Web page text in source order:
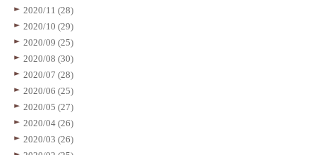
2020/11 (28)
2020/10 (29)
2020/09 (25)
2020/08 (30)
2020/07 (28)
2020/06 (25)
2020/05 (27)
2020/04 (26)
2020/03 (26)